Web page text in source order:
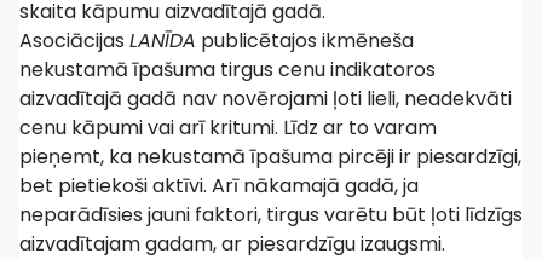
skaita kāpumu aizvadītajā gadā.
Asociācijas LANĪDA publicētajos ikmēneša
nekustamā īpašuma tirgus cenu indikatoros
aizvadītajā gadā nav novērojami ļoti lieli, neadekvāti
cenu kāpumi vai arī kritumi. Līdz ar to varam
pieņemt, ka nekustamā īpašuma pircēji ir piesardzīgi,
bet pietiekoši aktīvi. Arī nākamajā gadā, ja
neparādīsies jauni faktori, tirgus varētu būt ļoti līdzīgs
aizvadītajam gadam, ar piesardzīgu izaugsmi.